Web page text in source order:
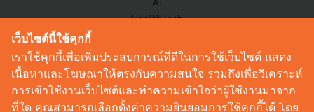
HealthTech
Corp Innov
Saucy Thoughts
Based On
Sustainable
เว็บไซต์นี้ใช้คุกกี้
เราใช้คุกกี้เพื่อเพิ่มประสบการณ์ที่ดีในการใช้เว็บไซต์ แสดง
เนื้อหาและโฆษณาให้ตรงกับความสนใจ รวมถึงเพื่อวิเคราะห์
การเข้าใช้งานเว็บไซต์และทำความเข้าใจว่าผู้ใช้งานมาจาก
ที่ใด คุณสามารถเลือกตั้งค่าความยินยอมการใช้คุกกี้ได้ โดย